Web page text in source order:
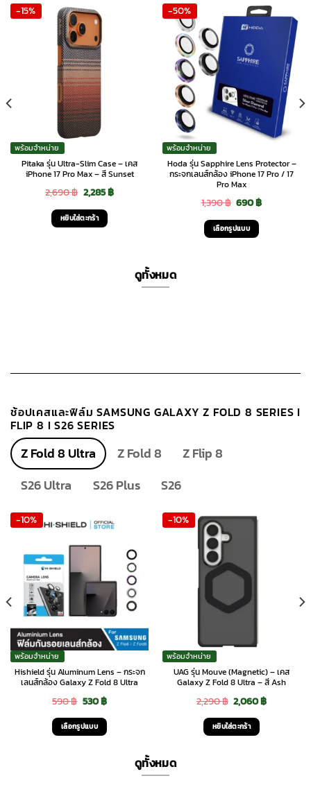
-15%
พร้อมจำหน่าย
Pitaka รุ่น Ultra-Slim Case – เคส
iPhone 17 Pro Max – สี Sunset
2,690฿ Original
price
was:
2,285฿Current
หยิบใส่ตะกร้า
-50%
พร้อมจำหน่าย
Hoda รุ่น Sapphire Lens Protector –
กระจกเลนส์กล้อง iPhone 17 Pro / 17
Pro Max
1,390฿ Original
price
was:
690฿Current
เลือกรูปแบบ
be
the
ดูทั้งหมด
ช้อปเคสและฟิล์ม SAMSUNG GALAXY Z FOLD 8 SERIES I
FLIP 8 I S26 SERIES
Z Fold 8 Ultra Z Fold 8
Z Flip 8
S26 Ultra
S26 Plus S26
-10%
พร้อมจำหน่าย
Hishield รุ่น Aluminum Lens – กระจก
เลนส์กล้อง Galaxy Z Fold 8 Ultra
590฿ Original
price
was:
530฿Current
price
เลือกรูปแบบ
-10%
พร้อมจำหน่าย
UAG รุ่น Mouve (Magnetic) – เคส
Galaxy Z Fold 8 Ultra – สี Ash
2,290฿ Original
price
was:
2,060฿Current
หยิบใส่ตะกร้า
ดูทั้งหมด